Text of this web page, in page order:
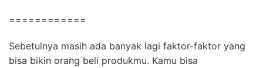
============
Sebetulnya masih ada banyak lagi faktor-faktor yang
bisa bikin orang beli produkmu. Kamu bisa